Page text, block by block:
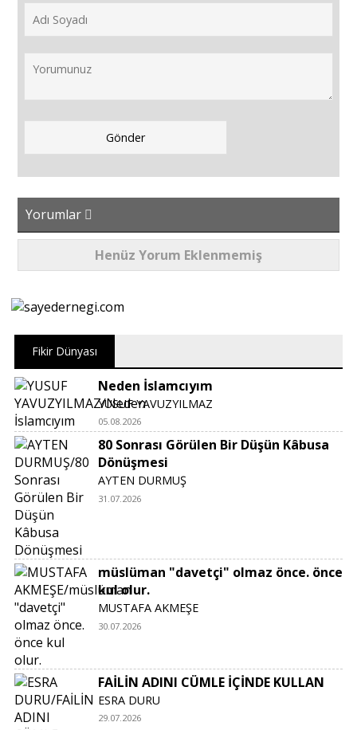
Yorumlar
Henüz Yorum Eklenmemiş
Fikir Dünyası
Neden İslamcıyım
YUSUF YAVUZYILMAZ
05.08.2026
80 Sonrası Görülen Bir Düşün Kâbusa
Dönüşmesi
AYTEN DURMUŞ
31.07.2026
müslüman "davetçi" olmaz önce. önce
kul olur.
MUSTAFA AKMEŞE
30.07.2026
FAİLİN ADINI CÜMLE İÇİNDE KULLAN
ESRA DURU
29.07.2026